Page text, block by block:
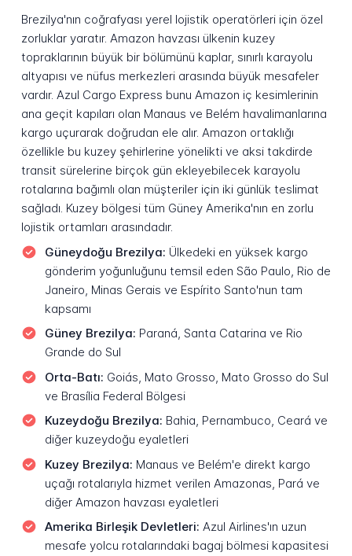
Brezilya'nın coğrafyası yerel lojistik operatörleri için özel
zorluklar yaratır. Amazon havzası ülkenin kuzey
topraklarının büyük bir bölümünü kaplar, sınırlı karayolu
altyapısı ve nüfus merkezleri arasında büyük mesafeler
vardır. Azul Cargo Express bunu Amazon iç kesimlerinin
ana geçit kapıları olan Manaus ve Belém havalimanlarına
kargo uçurarak doğrudan ele alır. Amazon ortaklığı
özellikle bu kuzey şehirlerine yönelikti ve aksi takdirde
transit sürelerine birçok gün ekleyebilecek karayolu
rotalarına bağımlı olan müşteriler için iki günlük teslimat
sağladı. Kuzey bölgesi tüm Güney Amerika'nın en zorlu
lojistik ortamları arasındadır.
Güneydoğu Brezilya: Ülkedeki en yüksek kargo
gönderim yoğunluğunu temsil eden São Paulo, Rio de
Janeiro, Minas Gerais ve Espírito Santo'nun tam
kapsamı
Güney Brezilya: Paraná, Santa Catarina ve Rio
Grande do Sul
Orta-Batı: Goiás, Mato Grosso, Mato Grosso do Sul
ve Brasília Federal Bölgesi
Kuzeydoğu Brezilya: Bahia, Pernambuco, Ceará ve
diğer kuzeydoğu eyaletleri
Kuzey Brezilya: Manaus ve Belém'e direkt kargo
uçağı rotalarıyla hizmet verilen Amazonas, Pará ve
diğer Amazon havzası eyaletleri
Amerika Birleşik Devletleri: Azul Airlines'ın uzun
mesafe yolcu rotalarındaki bagaj bölmesi kapasitesi